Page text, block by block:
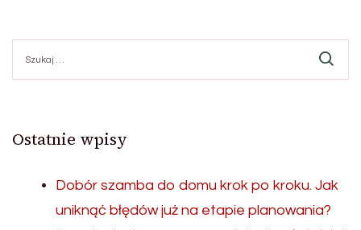
Ostatnie wpisy
Dobór szamba do domu krok po kroku. Jak
uniknąć błędów już na etapie planowania?